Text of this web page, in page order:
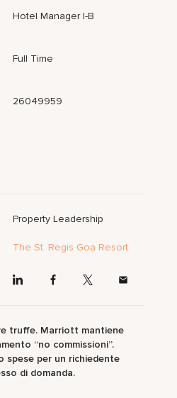
Hotel Manager I-B
Full Time
26049959
Property Leadership
The St. Regis Goa Resort
truffe. Marriott mantiene
“no commissioni”.
spese per un richiedente
di domanda.